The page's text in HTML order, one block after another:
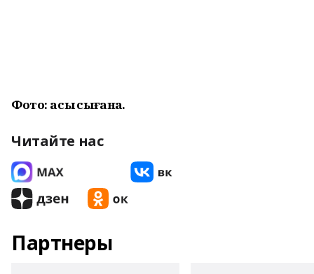
Фото: асыҡ сығанаҡ.
Читайте нас
Партнеры